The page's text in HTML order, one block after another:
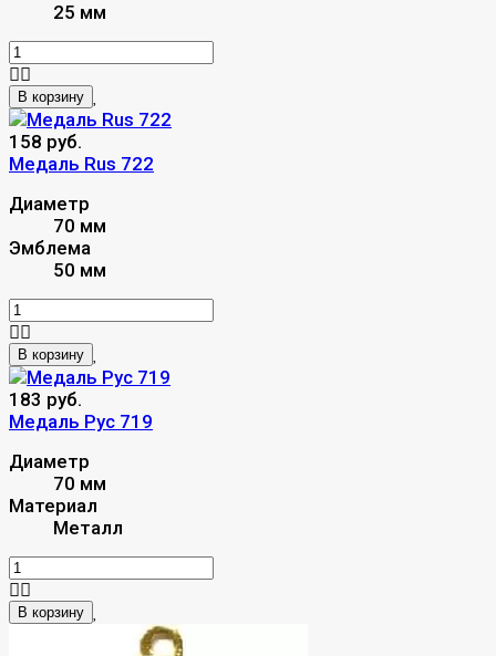
25 мм
В корзину
158 руб.
Медаль Rus 722
Диаметр
70 мм
Эмблема
50 мм
В корзину
183 руб.
Медаль Рус 719
Диаметр
70 мм
Материал
Металл
В корзину